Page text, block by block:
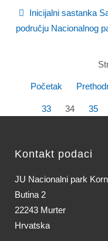
Inicijalni sastanka
području Nacionalnog
Početak
33 34 35
Kontakt podaci
JU Nacionalni park
Butina 2
22243 Murter
Hrvatska